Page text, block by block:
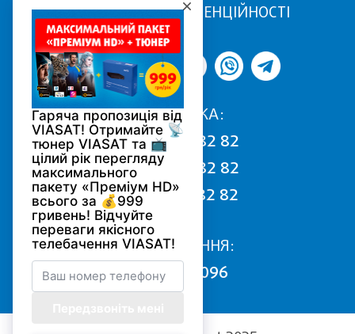
ПОЛІТИКА КОНФІДЕНЦІЙНОСТІ
ПІДТРИМКА:
068 170 82 82
050 170 82 82
093 170 82 82
ПІДКЛЮЧЕННЯ:
0800 502 096